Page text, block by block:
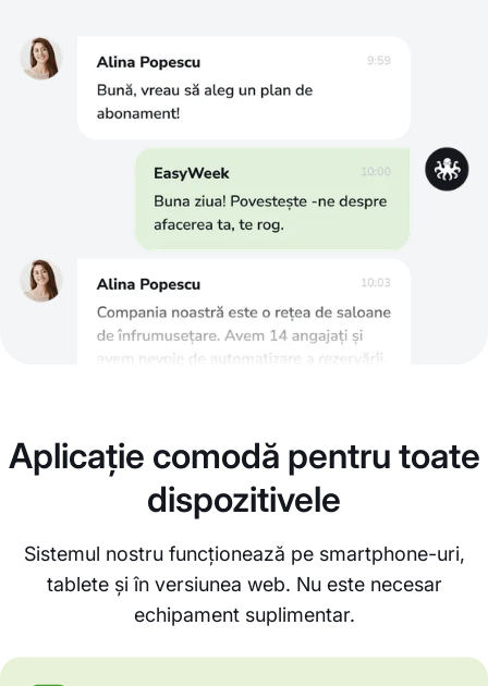
Aplicație comodă pentru toate
dispozitivele
Sistemul nostru funcționează pe smartphone-uri,
tablete și în versiunea web. Nu este necesar
echipament suplimentar.